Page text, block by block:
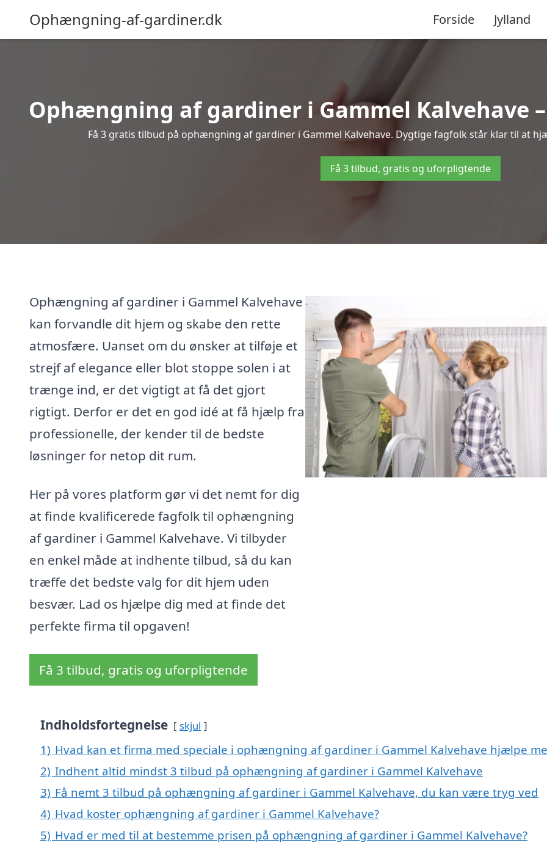
Ophængning-af-gardiner.dk Forside Jylland
Ophængning af gardiner i Gammel Kalvehave
Få 3 gratis tilbud på ophængning af gardiner i Gammel Kalvehave. Dygtige fagfolk står klar til at
Få 3 tilbud, gratis og uforpligtende
Ophængning af gardiner i Gammel Kalvehave
kan forvandle dit hjem og skabe den rette
atmosfære. Uanset om du ønsker at tilføje et
strejf af elegance eller blot stoppe solen i at
trænge ind, er det vigtigt at få det gjort
rigtigt. Derfor er det en god idé at få hjælp fra
professionelle, der kender til de bedste
løsninger for netop dit rum.
Her på vores platform gør vi det nemt for dig
at finde kvalificerede fagfolk til ophængning
af gardiner i Gammel Kalvehave. Vi tilbyder
en enkel måde at indhente tilbud, så du kan
træffe det bedste valg for dit hjem uden
besvær. Lad os hjælpe dig med at finde det
perfekte firma til opgaven!
Få 3 tilbud, gratis og uforpligtende
Indholdsfortegnelse skjul
1) Hvad kan et firma med speciale i ophængning af gardiner i Gammel Kalvehave hjælpe
2) Indhent altid mindst 3 tilbud på ophængning af gardiner i Gammel Kalvehave
3) Få nemt 3 tilbud på ophængning af gardiner i Gammel Kalvehave, du kan være tryg ved
4) Hvad koster ophængning af gardiner i Gammel Kalvehave?
5) Hvad er med til at bestemme prisen på ophængning af gardiner i Gammel Kalvehave?